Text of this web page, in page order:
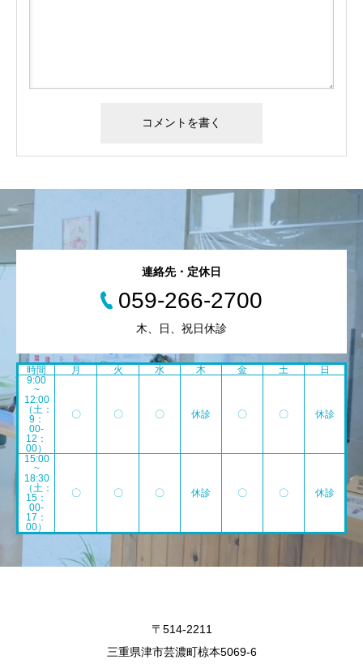
連絡先・定休日
059-266-2700
木、日、祝日休診
時間 月 火 水 木 金 土
日
9:00
~
12:00
（土：
9：
00-
12：
00）
〇 〇 〇 休診 〇 〇 休診
15:00
~
18:30
（土：
15：
00-
17：
00）
〇 〇 〇 休診 〇 〇 休診
〒514-2211
三重県津市芸濃町椋本5069-6